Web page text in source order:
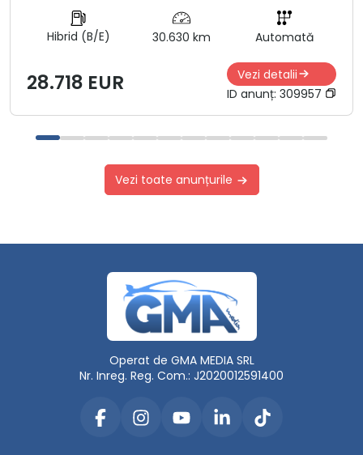
Hibrid (B/E) 30.630 km Automată
28.718 EUR
Vezi detalii
ID anunț: 309957
Vezi toate anunțurile
Operat de GMA MEDIA SRL
Nr. Inreg. Reg. Com.: J2020012591400